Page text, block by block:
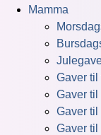
Mamma
Gaver til
Gaver til
Gaver til
Gaver til